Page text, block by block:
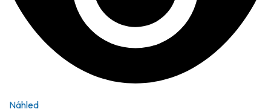
Náhled